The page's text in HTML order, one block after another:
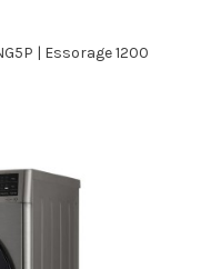
| Essorage 1200